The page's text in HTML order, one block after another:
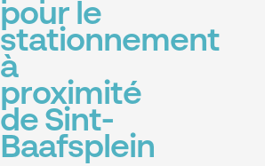
pour le
stationnement
à
proximité
de Sint-
Baafsplein